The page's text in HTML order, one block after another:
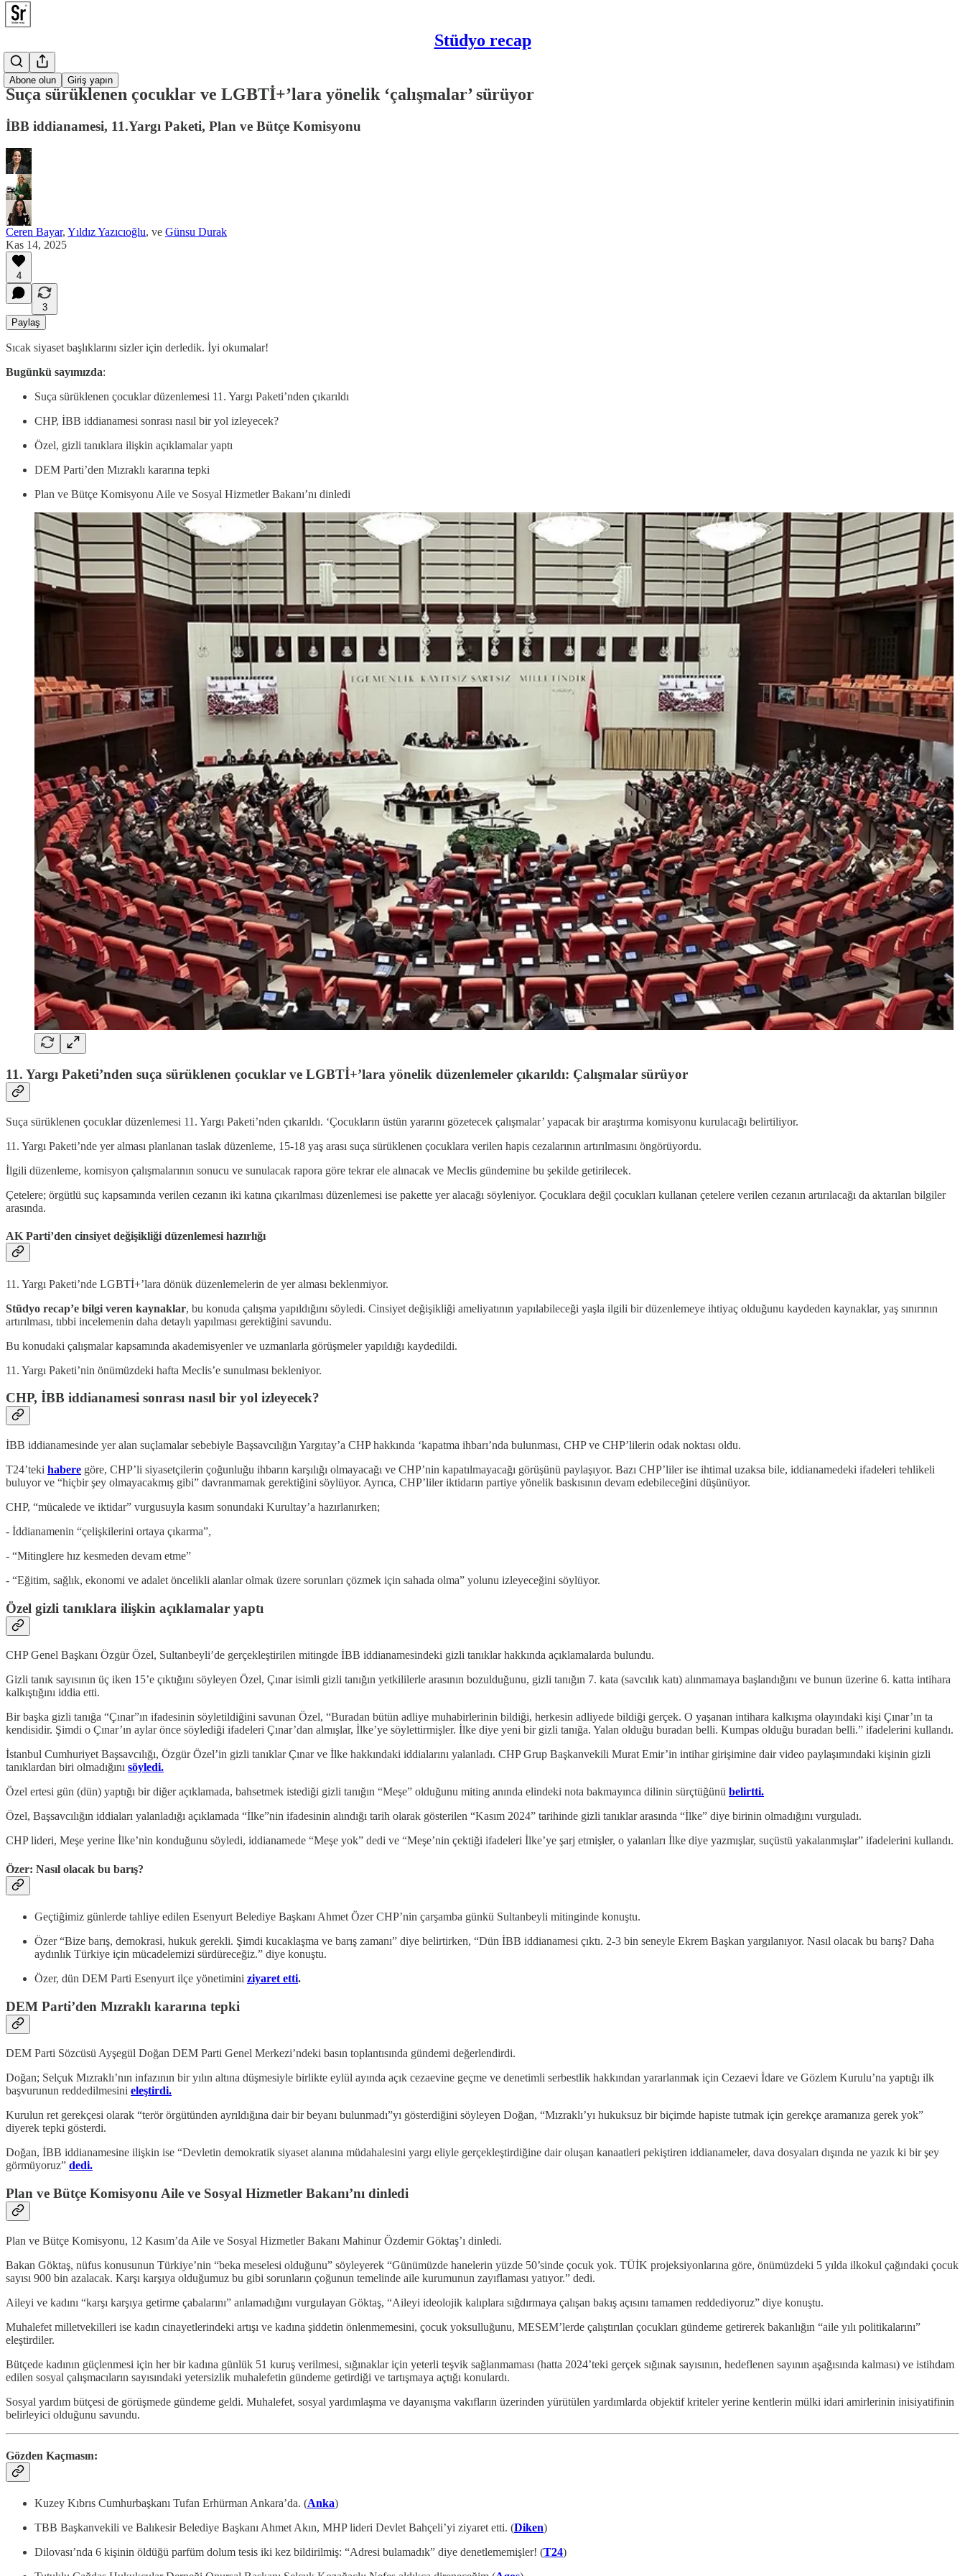
Stüdyo recap
Abone olun Giriş yapın
Posta
Suça sürüklenen çocuklar ve LGBTİ+’lara yönelik ‘çalışmalar’ sürüyor
İBB iddianamesi, 11.Yargı Paketi, Plan ve Bütçe Komisyonu
Ceren Bayar, Yıldız Yazıcıoğlu, ve Günsu Durak
Kas 14, 2025
4
3
Paylaş
Sıcak siyaset başlıklarını sizler için derledik. İyi okumalar!
Bugünkü sayımızda:
Suça sürüklenen çocuklar düzenlemesi 11. Yargı Paketi’nden çıkarıldı
CHP, İBB iddianamesi sonrası nasıl bir yol izleyecek?
Özel, gizli tanıklara ilişkin açıklamalar yaptı
DEM Parti’den Mızraklı kararına tepki
Plan ve Bütçe Komisyonu Aile ve Sosyal Hizmetler Bakanı’nı dinledi
11. Yargı Paketi’nden suça sürüklenen çocuklar ve LGBTİ+’lara yönelik düzenlemeler çıkarıldı: Çalışmalar sürüyor
Suça sürüklenen çocuklar düzenlemesi 11. Yargı Paketi’nden çıkarıldı. ‘Çocukların üstün yararını gözetecek çalışmalar’ yapacak bir araştırma komisyonu kurulacağı belirtiliyor.
11. Yargı Paketi’nde yer alması planlanan taslak düzenleme, 15-18 yaş arası suça sürüklenen çocuklara verilen hapis cezalarının artırılmasını öngörüyordu.
İlgili düzenleme, komisyon çalışmalarının sonucu ve sunulacak rapora göre tekrar ele alınacak ve Meclis gündemine bu şekilde getirilecek.
Çetelere; örgütlü suç kapsamında verilen cezanın iki katına çıkarılması düzenlemesi ise pakette yer alacağı söyleniyor. Çocuklara değil çocukları kullanan çetelere verilen cezanın artırılacağı da aktarılan bilgiler
arasında.
AK Parti’den cinsiyet değişikliği düzenlemesi hazırlığı
11. Yargı Paketi’nde LGBTİ+’lara dönük düzenlemelerin de yer alması beklenmiyor.
Stüdyo recap’e bilgi veren kaynaklar, bu konuda çalışma yapıldığını söyledi. Cinsiyet değişikliği ameliyatının yapılabileceği yaşla ilgili bir düzenlemeye ihtiyaç olduğunu kaydeden kaynaklar, yaş sınırının
artırılması, tıbbi incelemenin daha detaylı yapılması gerektiğini savundu.
Bu konudaki çalışmalar kapsamında akademisyenler ve uzmanlarla görüşmeler yapıldığı kaydedildi.
11. Yargı Paketi’nin önümüzdeki hafta Meclis’e sunulması bekleniyor.
CHP, İBB iddianamesi sonrası nasıl bir yol izleyecek?
İBB iddianamesinde yer alan suçlamalar sebebiyle Başsavcılığın Yargıtay’a CHP hakkında ‘kapatma ihbarı’nda bulunması, CHP ve CHP’lilerin odak noktası oldu.
T24’teki habere göre, CHP’li siyasetçilerin çoğunluğu ihbarın karşılığı olmayacağı ve CHP’nin kapatılmayacağı görüşünü paylaşıyor. Bazı CHP’liler ise ihtimal uzaksa bile, iddianamedeki ifadeleri tehlikeli
buluyor ve “hiçbir şey olmayacakmış gibi” davranmamak gerektiğini söylüyor. Ayrıca, CHP’liler iktidarın partiye yönelik baskısının devam edebileceğini düşünüyor.
CHP, “mücalede ve iktidar” vurgusuyla kasım sonundaki Kurultay’a hazırlanırken;
- İddianamenin “çelişkilerini ortaya çıkarma”,
- “Mitinglere hız kesmeden devam etme”
- “Eğitim, sağlık, ekonomi ve adalet öncelikli alanlar olmak üzere sorunları çözmek için sahada olma” yolunu izleyeceğini söylüyor.
Özel gizli tanıklara ilişkin açıklamalar yaptı
CHP Genel Başkanı Özgür Özel, Sultanbeyli’de gerçekleştirilen mitingde İBB iddianamesindeki gizli tanıklar hakkında açıklamalarda bulundu.
Gizli tanık sayısının üç iken 15’e çıktığını söyleyen Özel, Çınar isimli gizli tanığın yetkililerle arasının bozulduğunu, gizli tanığın 7. kata (savcılık katı) alınmamaya başlandığını ve bunun üzerine 6. katta intihara
kalkıştığını iddia etti.
Bir başka gizli tanığa “Çınar”ın ifadesinin söyletildiğini savunan Özel, “Buradan bütün adliye muhabirlerinin bildiği, herkesin adliyede bildiği gerçek. O yaşanan intihara kalkışma olayındaki kişi Çınar’ın ta
kendisidir. Şimdi o Çınar’ın aylar önce söylediği ifadeleri Çınar’dan almışlar, İlke’ye söylettirmişler. İlke diye yeni bir gizli tanığa. Yalan olduğu buradan belli. Kumpas olduğu buradan belli.” ifadelerini kullandı.
İstanbul Cumhuriyet Başsavcılığı, Özgür Özel’in gizli tanıklar Çınar ve İlke hakkındaki iddialarını yalanladı. CHP Grup Başkanvekili Murat Emir’in intihar girişimine dair video paylaşımındaki kişinin gizli
tanıklardan biri olmadığını söyledi.
Özel ertesi gün (dün) yaptığı bir diğer açıklamada, bahsetmek istediği gizli tanığın “Meşe” olduğunu miting anında elindeki nota bakmayınca dilinin sürçtüğünü belirtti.
Özel, Başsavcılığın iddiaları yalanladığı açıklamada “İlke”nin ifadesinin alındığı tarih olarak gösterilen “Kasım 2024” tarihinde gizli tanıklar arasında “İlke” diye birinin olmadığını vurguladı.
CHP lideri, Meşe yerine İlke’nin konduğunu söyledi, iddianamede “Meşe yok” dedi ve “Meşe’nin çektiği ifadeleri İlke’ye şarj etmişler, o yalanları İlke diye yazmışlar, suçüstü yakalanmışlar” ifadelerini kullandı.
Özer: Nasıl olacak bu barış?
Geçtiğimiz günlerde tahliye edilen Esenyurt Belediye Başkanı Ahmet Özer CHP’nin çarşamba günkü Sultanbeyli mitinginde konuştu.
Özer “Bize barış, demokrasi, hukuk gerekli. Şimdi kucaklaşma ve barış zamanı” diye belirtirken, “Dün İBB iddianamesi çıktı. 2-3 bin seneyle Ekrem Başkan yargılanıyor. Nasıl olacak bu barış? Daha
aydınlık Türkiye için mücadelemizi sürdüreceğiz.” diye konuştu.
Özer, dün DEM Parti Esenyurt ilçe yönetimini ziyaret etti.
DEM Parti’den Mızraklı kararına tepki
DEM Parti Sözcüsü Ayşegül Doğan DEM Parti Genel Merkezi’ndeki basın toplantısında gündemi değerlendirdi.
Doğan; Selçuk Mızraklı’nın infazının bir yılın altına düşmesiyle birlikte eylül ayında açık cezaevine geçme ve denetimli serbestlik hakkından yararlanmak için Cezaevi İdare ve Gözlem Kurulu’na yaptığı ilk
başvurunun reddedilmesini eleştirdi.
Kurulun ret gerekçesi olarak “terör örgütünden ayrıldığına dair bir beyanı bulunmadı”yı gösterdiğini söyleyen Doğan, “Mızraklı’yı hukuksuz bir biçimde hapiste tutmak için gerekçe aramanıza gerek yok”
diyerek tepki gösterdi.
Doğan, İBB iddianamesine ilişkin ise “Devletin demokratik siyaset alanına müdahalesini yargı eliyle gerçekleştirdiğine dair oluşan kanaatleri pekiştiren iddianameler, dava dosyaları dışında ne yazık ki bir şey
görmüyoruz” dedi.
Plan ve Bütçe Komisyonu Aile ve Sosyal Hizmetler Bakanı’nı dinledi
Plan ve Bütçe Komisyonu, 12 Kasım’da Aile ve Sosyal Hizmetler Bakanı Mahinur Özdemir Göktaş’ı dinledi.
Bakan Göktaş, nüfus konusunun Türkiye’nin “beka meselesi olduğunu” söyleyerek “Günümüzde hanelerin yüzde 50’sinde çocuk yok. TÜİK projeksiyonlarına göre, önümüzdeki 5 yılda ilkokul çağındaki çocuk
sayısı 900 bin azalacak. Karşı karşıya olduğumuz bu gibi sorunların çoğunun temelinde aile kurumunun zayıflaması yatıyor.” dedi.
Aileyi ve kadını “karşı karşıya getirme çabalarını” anlamadığını vurgulayan Göktaş, “Aileyi ideolojik kalıplara sığdırmaya çalışan bakış açısını tamamen reddediyoruz” diye konuştu.
Muhalefet milletvekilleri ise kadın cinayetlerindeki artışı ve kadına şiddetin önlenmemesini, çocuk yoksulluğunu, MESEM’lerde çalıştırılan çocukları gündeme getirerek bakanlığın “aile yılı politikalarını”
eleştirdiler.
Bütçede kadının güçlenmesi için her bir kadına günlük 51 kuruş verilmesi, sığınaklar için yeterli teşvik sağlanmaması (hatta 2024’teki gerçek sığınak sayısının, hedeflenen sayının aşağısında kalması) ve istihdam
edilen sosyal çalışmacıların sayısındaki yetersizlik muhalefetin gündeme getirdiği ve tartışmaya açtığı konulardı.
Sosyal yardım bütçesi de görüşmede gündeme geldi. Muhalefet, sosyal yardımlaşma ve dayanışma vakıfların üzerinden yürütülen yardımlarda objektif kriteler yerine kentlerin mülki idari amirlerinin inisiyatifinin
belirleyici olduğunu savundu.
Gözden Kaçmasın:
Kuzey Kıbrıs Cumhurbaşkanı Tufan Erhürman Ankara’da. (Anka)
TBB Başkanvekili ve Balıkesir Belediye Başkanı Ahmet Akın, MHP lideri Devlet Bahçeli’yi ziyaret etti. (Diken)
Dilovası’nda 6 kişinin öldüğü parfüm dolum tesis iki kez bildirilmiş: “Adresi bulamadık” diye denetlememişler! (T24)